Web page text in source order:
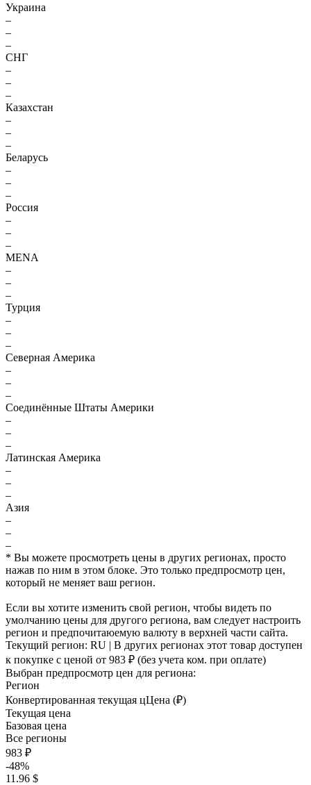
Украина
–
–
–
СНГ
–
–
–
Казахстан
–
–
–
Беларусь
–
–
–
Россия
–
–
–
MENA
–
–
–
Турция
–
–
–
Северная Америка
–
–
–
Соединённые Штаты Америки
–
–
–
Латинская Америка
–
–
–
Азия
–
–
–
* Вы можете просмотреть цены в других регионах, просто
нажав по ним в этом блоке. Это только предпросмотр цен,
который не меняет ваш регион.
Если вы хотите изменить свой регион, чтобы видеть по
умолчанию цены для другого региона, вам следует настроить
регион и предпочитаюемую валюту в верхней части сайта.
Текущий регион: RU | В других регионах этот товар доступен
к покупке с ценой от 983 ₽ (без учета ком. при оплате)
Выбран предпросмотр цен для региона:
Регион
Конвертированная текущая цЦена (₽)
Текущая цена
Базовая цена
Все регионы
983 ₽
-48%
11.96 $